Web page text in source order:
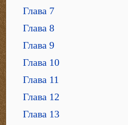
Глава 7
Глава 8
Глава 9
Глава 10
Глава 11
Глава 12
Глава 13